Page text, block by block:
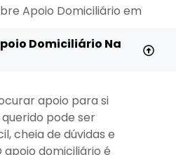
Apoio Domiciliário em
Domiciliário Na
apoio para si
pode ser
cheia de dúvidas e
apoio domiciliário é